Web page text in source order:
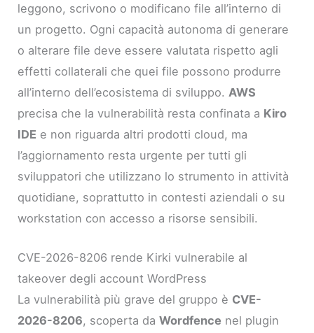
leggono, scrivono o modificano file all’interno di
un progetto. Ogni capacità autonoma di generare
o alterare file deve essere valutata rispetto agli
effetti collaterali che quei file possono produrre
all’interno dell’ecosistema di sviluppo. AWS
precisa che la vulnerabilità resta confinata a Kiro
IDE e non riguarda altri prodotti cloud, ma
l’aggiornamento resta urgente per tutti gli
sviluppatori che utilizzano lo strumento in attività
quotidiane, soprattutto in contesti aziendali o su
workstation con accesso a risorse sensibili.
CVE-2026-8206 rende Kirki vulnerabile al
takeover degli account WordPress
La vulnerabilità più grave del gruppo è CVE-
2026-8206, scoperta daWordfence nel plugin